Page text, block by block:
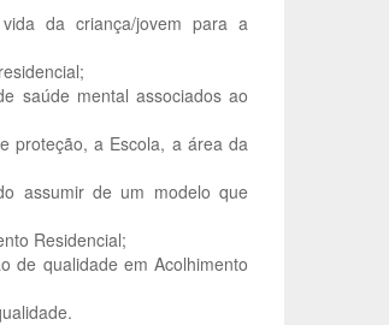
da criança/jovem para a
saúde mental associados ao
proteção, a Escola, a área da
assumir de um modelo que
Residencial;
de qualidade em Acolhimento